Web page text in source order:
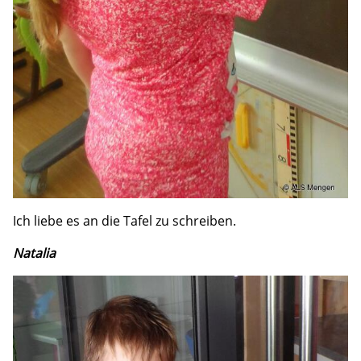
Ich liebe es an die Tafel zu schreiben.
Natalia